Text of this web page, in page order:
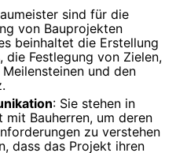
sind für die
von Bauprojekten
beinhaltet die Erstellung
die Festlegung von Zielen,
und den
: Sie stehen in
mit Bauherren, um deren
zu verstehen
dass das Projekt ihren